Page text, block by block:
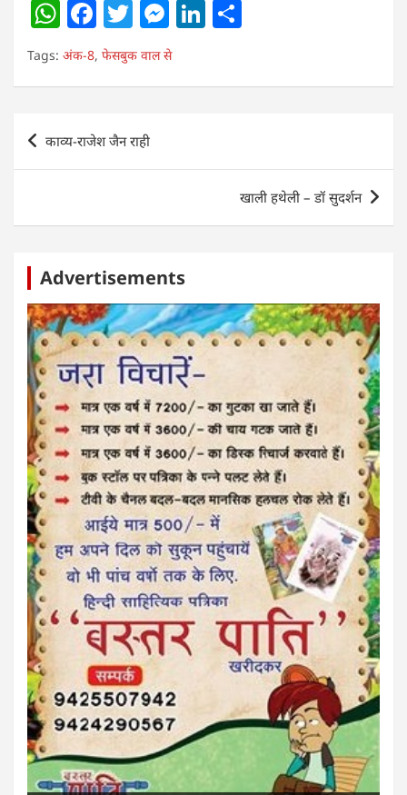
W
h
at
s
A
p
F
a
c
e
b
o
k
T
w
itt
er
M
e
ss
e
g
Li
e
n
e
Tags: अंक-8, फेसबुक वाल से
Post
navigation
काव्य-राजेश जैन राही
खाली हथेली – डॉ सुदर्शन
Advertisements